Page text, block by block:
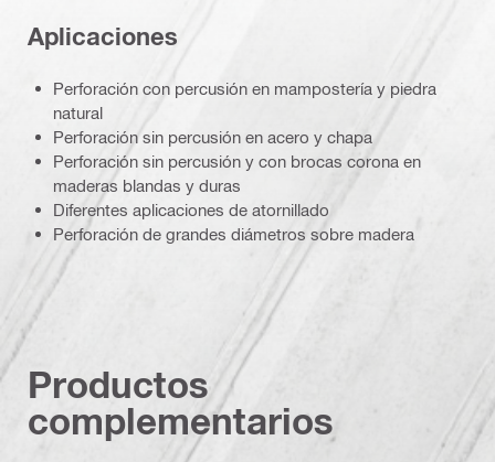
Aplicaciones
Perforación con percusión en mampostería y piedra
natural
Perforación sin percusión en acero y chapa
Perforación sin percusión y con brocas corona en
maderas blandas y duras
Diferentes aplicaciones de atornillado
Perforación de grandes diámetros sobre madera
Productos
complementarios